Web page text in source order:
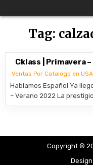
Tag:
Cklass | Primavera
Ventas Por Catalogo en USA
Hablamos Español Ya
– Verano 2022 La
Copyright ©